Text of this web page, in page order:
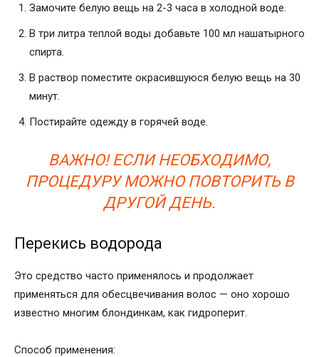
Замочите белую вещь на 2-3 часа в холодной воде.
В три литра теплой воды добавьте 100 мл нашатырного
спирта.
В раствор поместите окрасившуюся белую вещь на 30
минут.
Постирайте одежду в горячей воде.
ВАЖНО! ЕСЛИ НЕОБХОДИМО,
ПРОЦЕДУРУ МОЖНО ПОВТОРИТЬ В
ДРУГОЙ ДЕНЬ.
Перекись водорода
Это средство часто применялось и продолжает
применяться для обесцвечивания волос — оно хорошо
известно многим блондинкам, как гидроперит.
Способ применения: